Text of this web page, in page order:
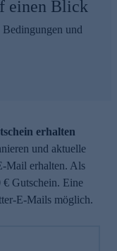
einen Blick
und
erhalten
und aktuelle
Mail erhalten. Als
€ Gutschein. Eine
E-Mails möglich.